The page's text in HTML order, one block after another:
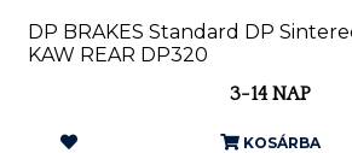
DP BRAKES Standard DP
KAW REAR DP320
3-14 NAP
KOSÁRBA